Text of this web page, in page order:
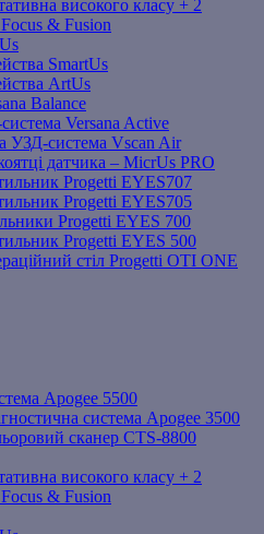
високого класу + 2
& Fusion
SmartUs
ArtUs
Balance
Versana Active
УЗД-система Vscan Air
датчика – MicrUs PRO
Progetti EYES707
Progetti EYES705
Progetti EYES 700
Progetti EYES 500
стіл Progetti OTI ONE
Apogee 5500
система Apogee 3500
сканер CTS-8800
високого класу + 2
& Fusion